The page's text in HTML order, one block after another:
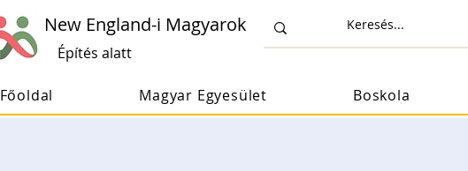
New England-i Magyarok
Építés alatt
Főoldal Magyar Egyesület Boskola